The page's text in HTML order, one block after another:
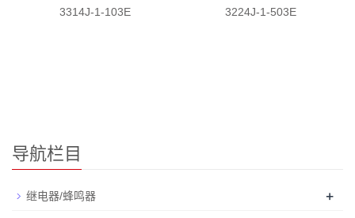
3314J-1-103E 3224J-1-503E
导航栏目
继电器/蜂鸣器 +